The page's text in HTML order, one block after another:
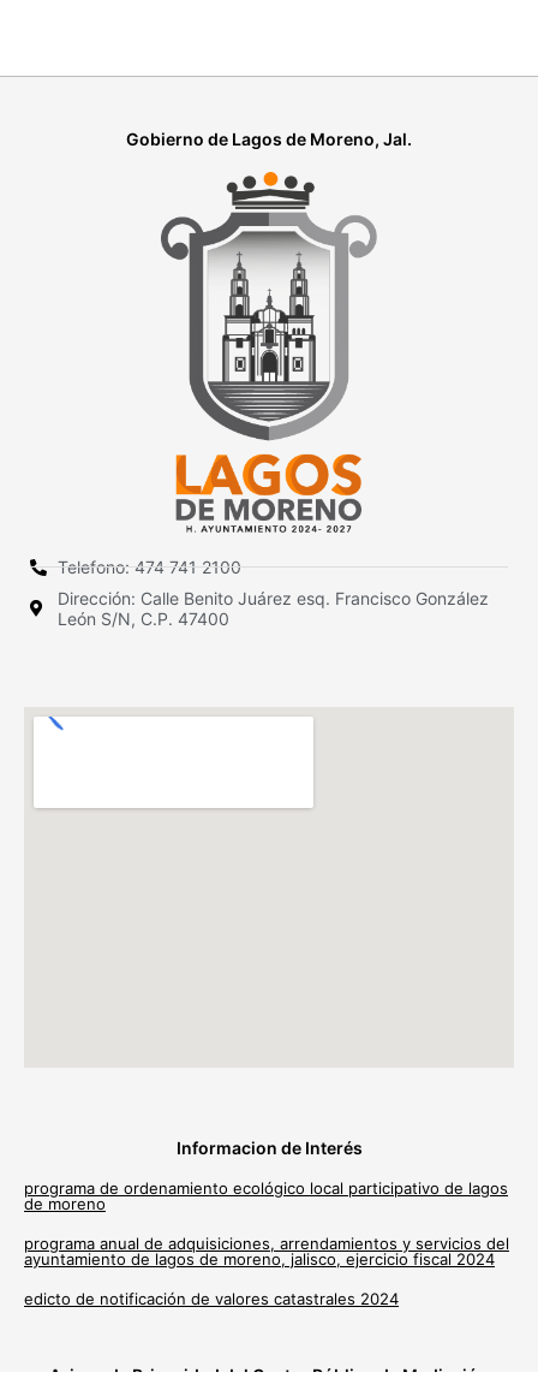
Gobierno de Lagos de Moreno, Jal.
Telefono: 474 741 2100
Dirección: Calle Benito Juárez esq. Francisco González
León S/N, C.P. 47400
Informacion de Interés
programa de ordenamiento ecológico local participativo de lagos
de moreno
programa anual de adquisiciones, arrendamientos y servicios del
ayuntamiento de lagos de moreno, jalisco, ejercicio fiscal 2024
edicto de notificación de valores catastrales 2024
Avisos de Privacidad del Centro Público de Mediación